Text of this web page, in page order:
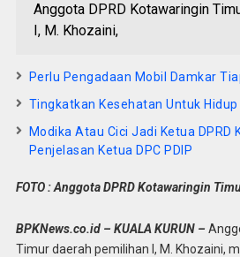
Anggota DPRD Kotawaringin
I, M. Khozaini,
Perlu Pengadaan Mobil Damkar
Tingkatkan Kesehatan Untuk
Modika Atau Cici Jadi Ketua DPRD
Penjelasan Ketua DPC PDIP
FOTO : Anggota DPRD Kotawaringin
BPKNews.co.id – KUALA KURUN –
Timur daerah pemilihan I, M. Khozaini,